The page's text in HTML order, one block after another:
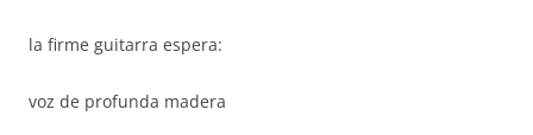
la firme guitarra espera:
voz de profunda madera